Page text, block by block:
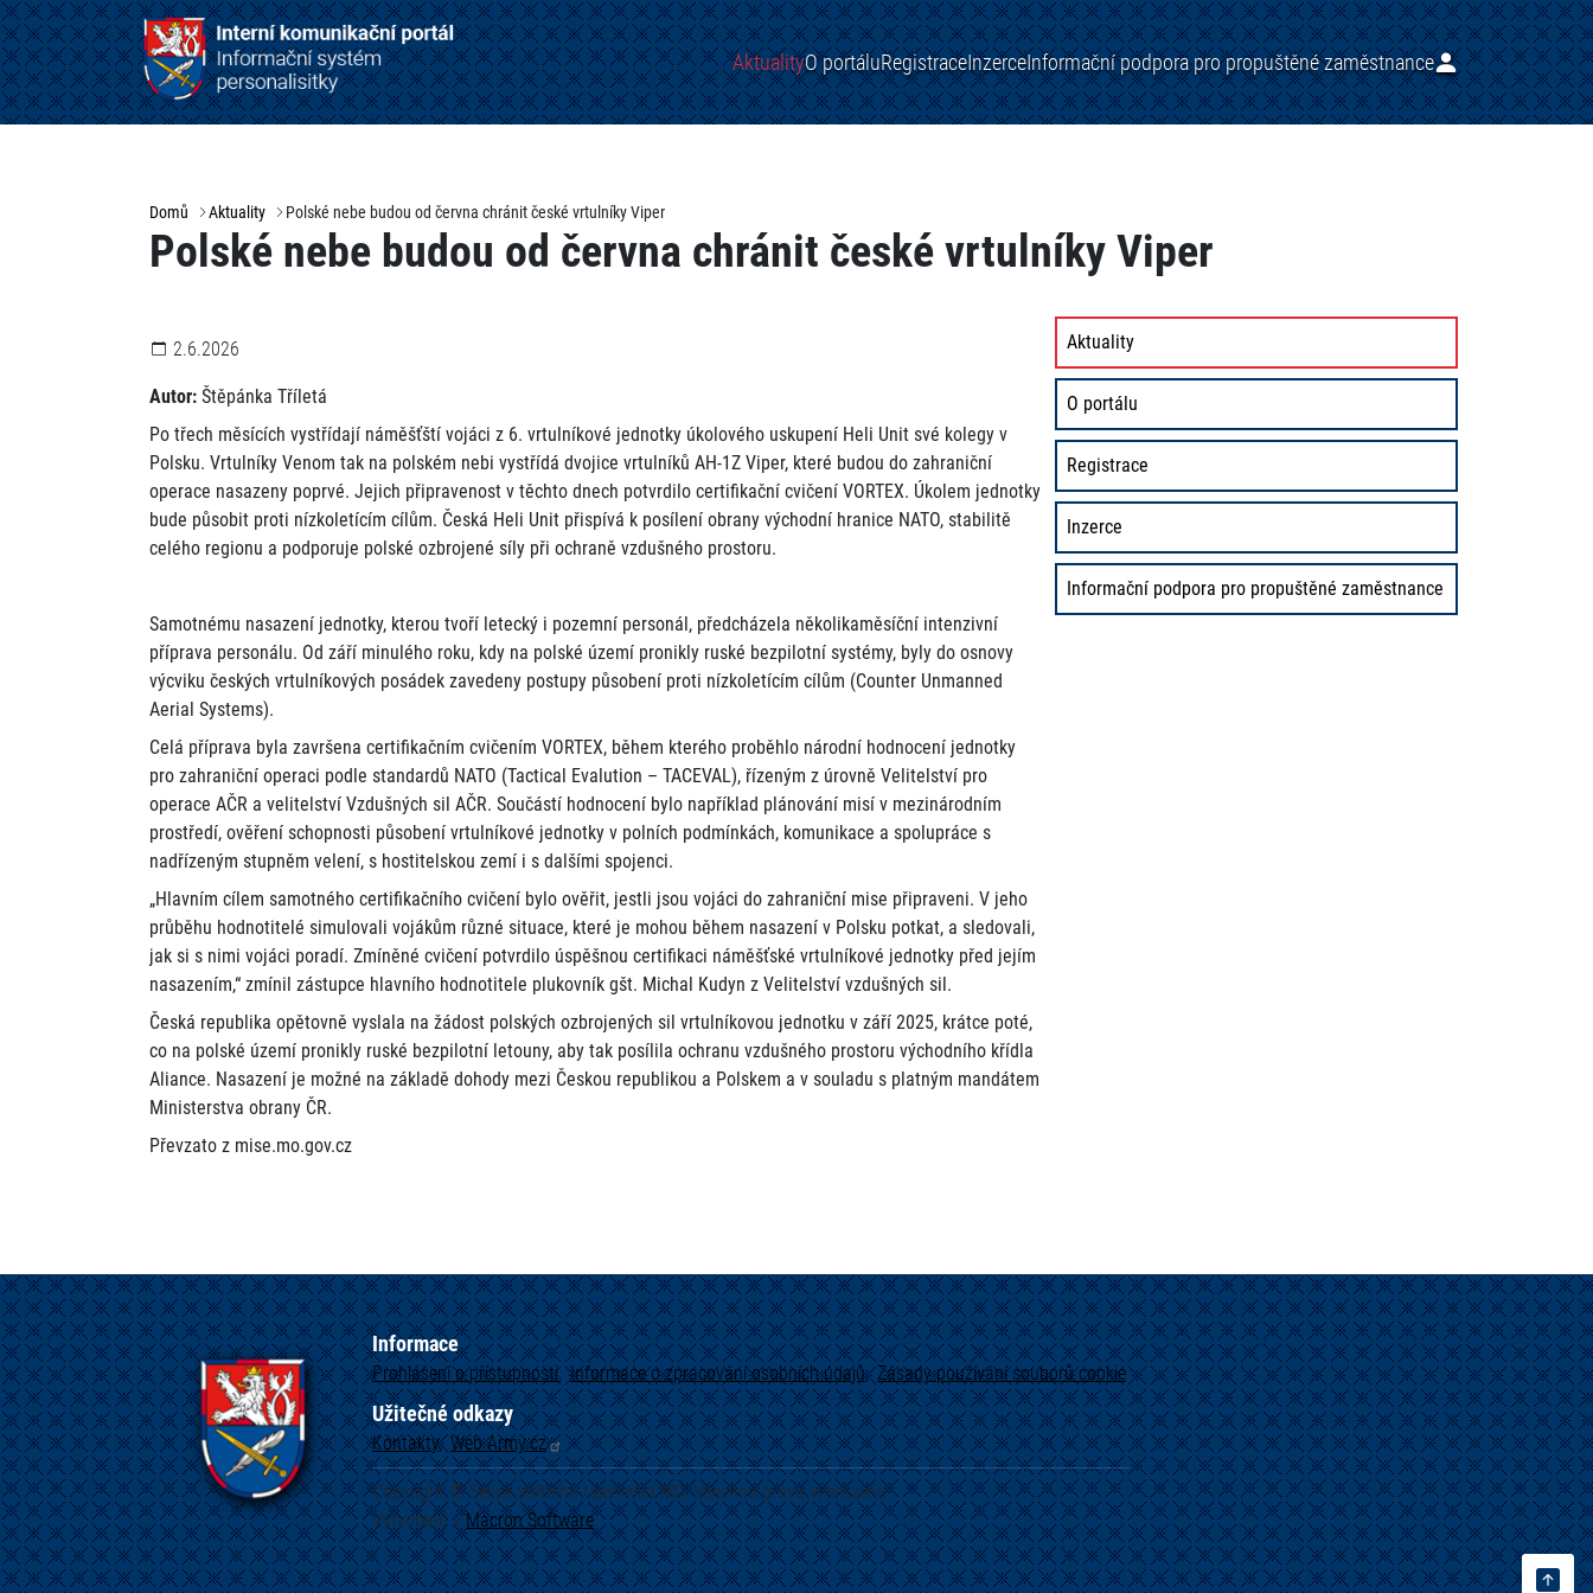
AktualityO portáluRegistraceInzerceInformační podpora pro propuštěné zaměstnance
Domů Aktuality Polské nebe budou od června chránit české vrtulníky Viper
Polské nebe budou od června chránit české vrtulníky Viper
2.6.2026
Autor: Štěpánka Tříletá
Po třech měsících vystřídají náměšťští vojáci z 6. vrtulníkové jednotky úkolového uskupení Heli Unit své kolegy v
Polsku. Vrtulníky Venom tak na polském nebi vystřídá dvojice vrtulníků AH-1Z Viper, které budou do zahraniční
operace nasazeny poprvé. Jejich připravenost v těchto dnech potvrdilo certifikační cvičení VORTEX. Úkolem jednotky
bude působit proti nízkoletícím cílům. Česká Heli Unit přispívá k posílení obrany východní hranice NATO, stabilitě
celého regionu a podporuje polské ozbrojené síly při ochraně vzdušného prostoru.
Samotnému nasazení jednotky, kterou tvoří letecký i pozemní personál, předcházela několikaměsíční intenzivní
příprava personálu. Od září minulého roku, kdy na polské území pronikly ruské bezpilotní systémy, byly do osnovy
výcviku českých vrtulníkových posádek zavedeny postupy působení proti nízkoletícím cílům (Counter Unmanned
Aerial Systems).
Celá příprava byla završena certifikačním cvičením VORTEX, během kterého proběhlo národní hodnocení jednotky
pro zahraniční operaci podle standardů NATO (Tactical Evalution – TACEVAL), řízeným z úrovně Velitelství pro
operace AČR a velitelství Vzdušných sil AČR. Součástí hodnocení bylo například plánování misí v mezinárodním
prostředí, ověření schopnosti působení vrtulníkové jednotky v polních podmínkách, komunikace a spolupráce s
nadřízeným stupněm velení, s hostitelskou zemí i s dalšími spojenci.
„Hlavním cílem samotného certifikačního cvičení bylo ověřit, jestli jsou vojáci do zahraniční mise připraveni. V jeho
průběhu hodnotitelé simulovali vojákům různé situace, které je mohou během nasazení v Polsku potkat, a sledovali,
jak si s nimi vojáci poradí. Zmíněné cvičení potvrdilo úspěšnou certifikaci náměšťské vrtulníkové jednotky před jejím
nasazením,“ zmínil zástupce hlavního hodnotitele plukovník gšt. Michal Kudyn z Velitelství vzdušných sil.
Česká republika opětovně vyslala na žádost polských ozbrojených sil vrtulníkovou jednotku v září 2025, krátce poté,
co na polské území pronikly ruské bezpilotní letouny, aby tak posílila ochranu vzdušného prostoru východního křídla
Aliance. Nasazení je možné na základě dohody mezi Českou republikou a Polskem a v souladu s platným mandátem
Ministerstva obrany ČR.
Převzato z mise.mo.gov.cz
Aktuality
O portálu
Registrace
Inzerce
Informační podpora pro propuštěné zaměstnance
Informace
Prohlášení o přístupnosti Informace o zpracování osobních údajů Zásady používání souborů cookie
Užitečné odkazy
Kontakty WebArmy.cz
Copyright © Sekce státního tajemníka MO. Všechna práva vyhrazena.
Vytvořeno vMacronSoftware.